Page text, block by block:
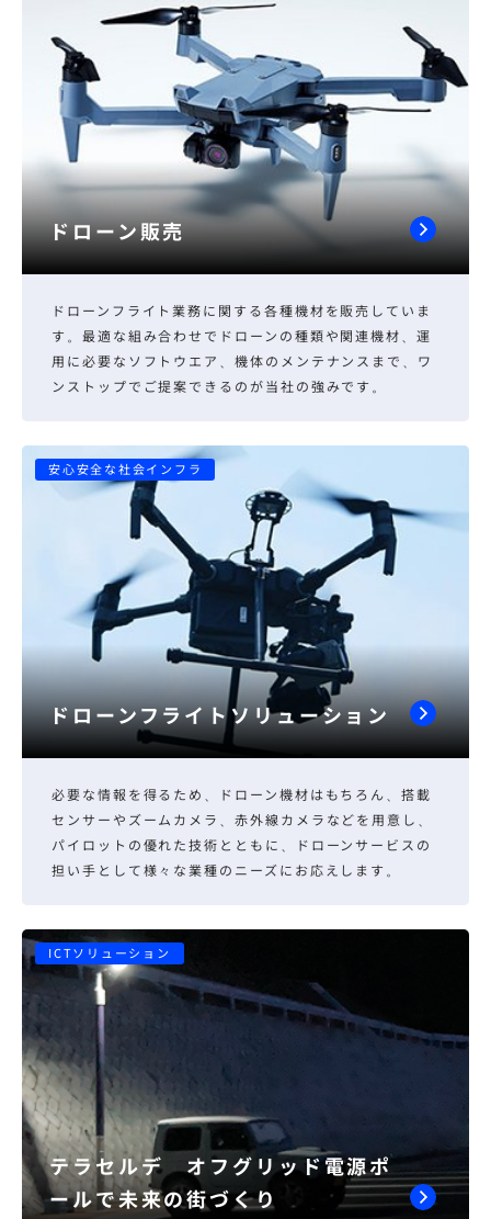
ドローン販売
ドローンフライト業務に関する各種機材を販売していま
す。最適な組み合わせでドローンの種類や関連機材、運
用に必要なソフトウエア、機体のメンテナンスまで、ワ
ンストップでご提案できるのが当社の強みです。
安心安全な社会インフラ
ドローンフライトソリューション
必要な情報を得るため、ドローン機材はもちろん、搭載
センサーやズームカメラ、赤外線カメラなどを用意し、
パイロットの優れた技術とともに、ドローンサービスの
担い手として様々な業種のニーズにお応えします。
ICTソリューション
テラセルデ オフグリッド電源ポ
ールで未来の街づくり